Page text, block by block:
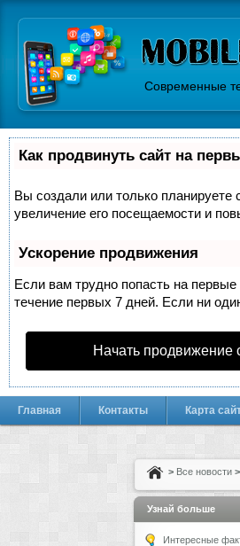
Современные
Как продвинуть сайт на
Вы создали или только планируете
увеличение его посещаемости и
Ускорение продвижения
Если вам трудно попасть на
течение первых 7 дней. Если ни
Начать продвижение
Главная Контакты Карта
> Все новости
Узнай больше
Интересные